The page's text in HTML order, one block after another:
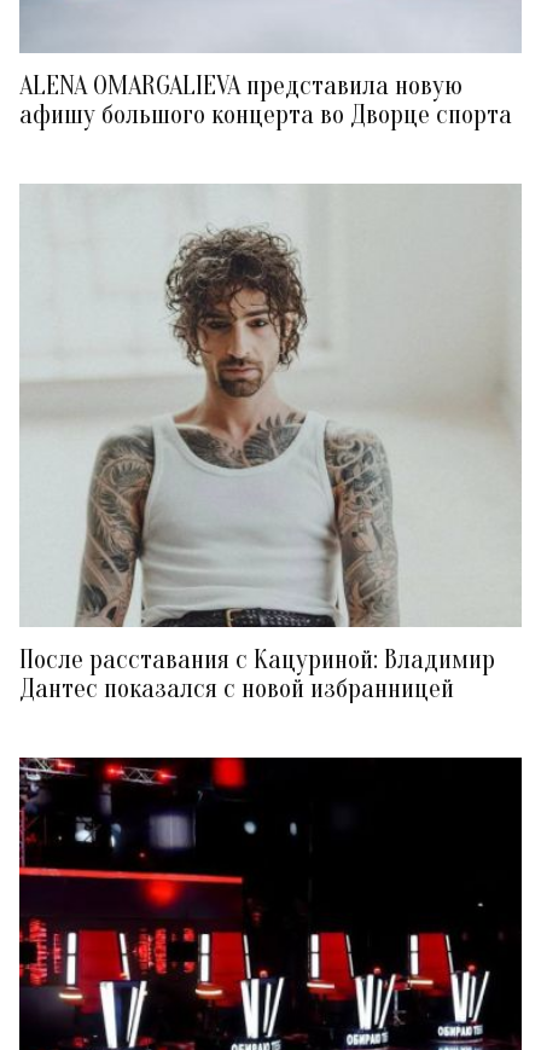
ALENA OMARGALIEVA представила новую
афишу большого концерта во Дворце спорта
После расставания с Кацуриной: Владимир
Дантес показался с новой избранницей